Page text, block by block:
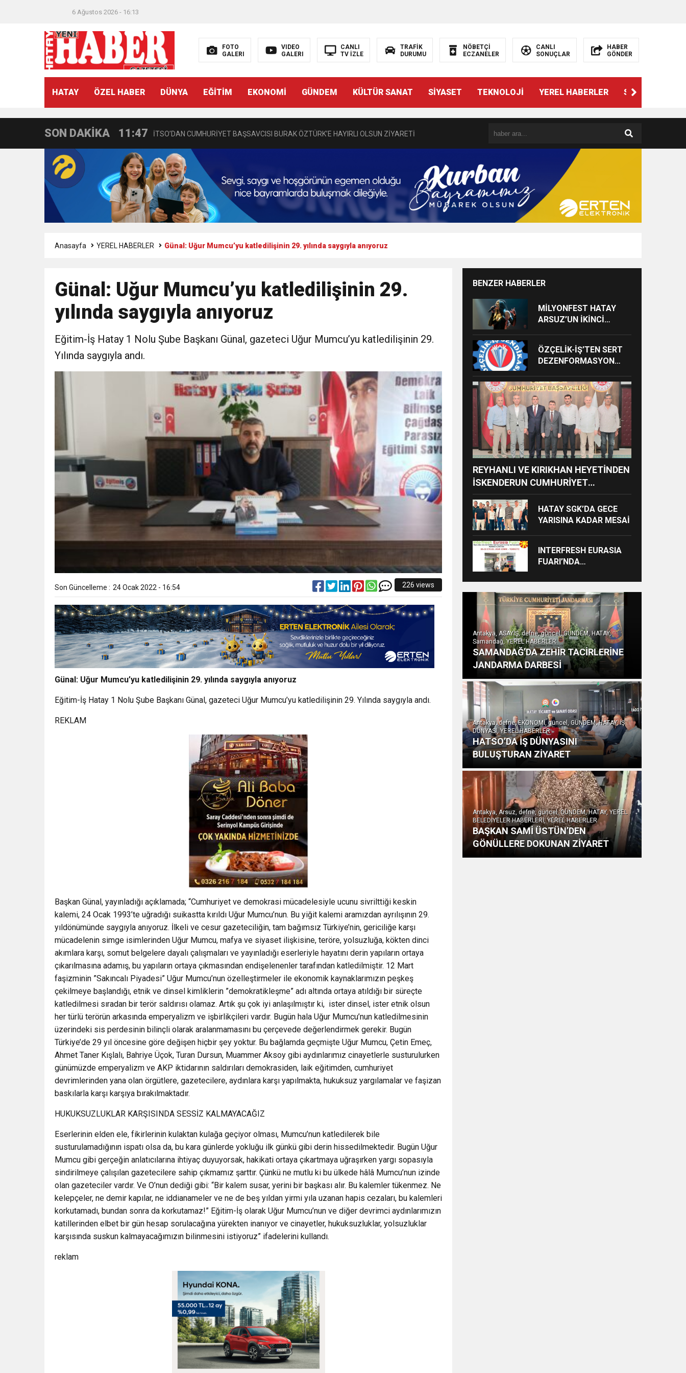
6 Ağustos 2026 - 16:13
FOTO
GALERI
VIDEO
GALERI
CANLI
TV İZLE
TRAFİK
DURUMU
NÖBETÇİ
ECZANELER
CANLI
SONUÇLAR
HABER
GÖNDER
HATAY ÖZEL HABER DÜNYA EĞİTİM EKONOMİ GÜNDEM KÜLTÜR SANAT SİYASET TEKNOLOJİ YEREL HABERLER SPOR
SON DAKİKA
21:40
11:47 İTSO’DAN CUMHURİYET BAŞSAVCISI BURAK ÖZTÜRK’E HAYIRLI OLSUN ZİYARETİ
18:55 İNCE’NİN CHP’DE KALMASININ PERDE ARKASI: GÖRÜNENDEN DAHA FAZLASI MI VAR?
11:57 IŞIL Eczanesi Görkemli Bir Törenle Hizmete Açıldı
21:40
6:19 HBB BAŞKANI ÖNTÜRK’ÜN CUMHURİYET BAYRAMI MESAJI
17:36 KURUMLAR VERGİSİ ERTELENDİ
1:00
CEYLANDERE’DE BAŞKAN EMRAH KARAÇAY’A SEVGİ SELİ
BAŞKAN SAMİ ÜSTÜN’DEN GÖNÜLLERE DOKUNAN ZİYARET
Anasayfa YEREL HABERLER Günal: Uğur Mumcu’yu katledilişinin 29. yılında saygıyla anıyoruz
Günal: Uğur Mumcu’yu katledilişinin 29.
yılında saygıyla anıyoruz
Eğitim-İş Hatay 1 Nolu Şube Başkanı Günal, gazeteci Uğur Mumcu’yu katledilişinin 29.
Yılında saygıyla andı.
Son Güncelleme : 24 Ocak 2022 - 16:54 226 views
Günal: Uğur Mumcu’yu katledilişinin 29. yılında saygıyla anıyoruz
Eğitim-İş Hatay 1 Nolu Şube Başkanı Günal, gazeteci Uğur Mumcu’yu katledilişinin 29. Yılında saygıyla andı.
REKLAM
Başkan Günal, yayınladığı açıklamada; “Cumhuriyet ve demokrasi mücadelesiyle ucunu sivrilttiği keskin
kalemi, 24 Ocak 1993’te uğradığı suikastta kırıldı Uğur Mumcu’nun. Bu yiğit kalemi aramızdan ayrılışının 29.
yıldönümünde saygıyla anıyoruz. İlkeli ve cesur gazeteciliğin, tam bağımsız Türkiye’nin, gericiliğe karşı
mücadelenin simge isimlerinden Uğur Mumcu, mafya ve siyaset ilişkisine, teröre, yolsuzluğa, kökten dinci
akımlara karşı, somut belgelere dayalı çalışmaları ve yayınladığı eserleriyle hayatını derin yapıların ortaya
çıkarılmasına adamış, bu yapıların ortaya çıkmasından endişelenenler tarafından katledilmiştir. 12 Mart
faşizminin ”Sakıncalı Piyadesi” Uğur Mumcu’nun özelleştirmeler ile ekonomik kaynaklarımızın peşkeş
çekilmeye başlandığı, etnik ve dinsel kimliklerin ”demokratikleşme” adı altında ortaya atıldığı bir süreçte
katledilmesi sıradan bir terör saldırısı olamaz. Artık şu çok iyi anlaşılmıştır ki, ister dinsel, ister etnik olsun
her türlü terörün arkasında emperyalizm ve işbirlikçileri vardır. Bugün hala Uğur Mumcu’nun katledilmesinin
üzerindeki sis perdesinin bilinçli olarak aralanmamasını bu çerçevede değerlendirmek gerekir. Bugün
Türkiye’de 29 yıl öncesine göre değişen hiçbir şey yoktur. Bu bağlamda geçmişte Uğur Mumcu, Çetin Emeç,
Ahmet Taner Kışlalı, Bahriye Üçok, Turan Dursun, Muammer Aksoy gibi aydınlarımız cinayetlerle susturulurken
günümüzde emperyalizm ve AKP iktidarının saldırıları demokrasiden, laik eğitimden, cumhuriyet
devrimlerinden yana olan örgütlere, gazetecilere, aydınlara karşı yapılmakta, hukuksuz yargılamalar ve faşizan
baskılarla karşı karşıya bırakılmaktadır.
HUKUKSUZLUKLAR KARŞISINDA SESSİZ KALMAYACAĞIZ
Eserlerinin elden ele, fikirlerinin kulaktan kulağa geçiyor olması, Mumcu’nun katledilerek bile
susturulamadığının ispatı olsa da, bu kara günlerde yokluğu ilk günkü gibi derin hissedilmektedir. Bugün Uğur
Mumcu gibi gerçeğin anlatıcılarına ihtiyaç duyuyorsak, hakikati ortaya çıkartmaya uğraşırken yargı sopasıyla
sindirilmeye çalışılan gazetecilere sahip çıkmamız şarttır. Çünkü ne mutlu ki bu ülkede hâlâ Mumcu’nun izinde
olan gazeteciler vardır. Ve O’nun dediği gibi: “Bir kalem susar, yerini bir başkası alır. Bu kalemler tükenmez. Ne
kelepçeler, ne demir kapılar, ne iddianameler ve ne de beş yıldan yirmi yıla uzanan hapis cezaları, bu kalemleri
korkutamadı, bundan sonra da korkutamaz!” Eğitim-İş olarak Uğur Mumcu’nun ve diğer devrimci aydınlarımızın
katillerinden elbet bir gün hesap sorulacağına yürekten inanıyor ve cinayetler, hukuksuzluklar, yolsuzluklar
karşısında suskun kalmayacağımızın bilinmesini istiyoruz” ifadelerini kullandı.
reklam
BENZER HABERLER
MİLYONFEST HATAY
ARSUZ’UN İKİNCİ
ALACAK
ÖZÇELİK-İŞ’TEN SERT
DEZENFORMASYON
VE CEZAİ SÜREÇ
BAŞLATILDI”
REYHANLI VE KIRIKHAN HEYETİNDEN
İSKENDERUN CUMHURİYET
BAŞSAVCILIĞINA ZİYARET
HATAY SGK’DA GECE
YARISINA KADAR MESAİ
INTERFRESH EURASIA
FUARI’NDA
BİRLİKLERİ İÇİN GERİ
SAYIM BAŞLADI
Antakya, ASAYİŞ, defne, güncel, GÜNDEM, HATAY,
Samandağ, YEREL HABERLER
SAMANDAĞ’DA ZEHİR TACİRLERİNE
JANDARMA DARBESİ
Antakya, defne, EKONOMİ, güncel, GÜNDEM, HATAY, İŞ
DÜNYASI, YEREL HABERLER
HATSO’DA İŞ DÜNYASINI
BULUŞTURAN ZİYARET
Antakya, Arsuz, defne, güncel, GÜNDEM, HATAY, YEREL
BELEDİYELER HABERLERİ, YEREL HABERLER
BAŞKAN SAMİ ÜSTÜN’DEN
GÖNÜLLERE DOKUNAN ZİYARET